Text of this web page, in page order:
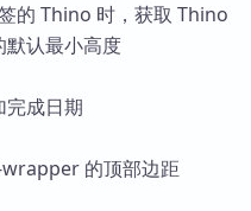
的 Thino 时，获取 Thino
认最小高度
成日期
的顶部边距